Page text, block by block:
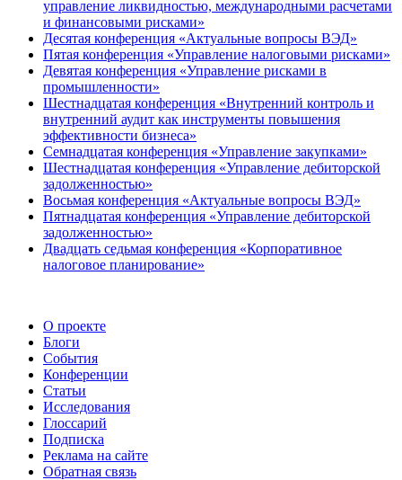
управление ликвидностью, международными расчетами
и финансовыми рисками»
Десятая конференция «Актуальные вопросы ВЭД»
Пятая конференция «Управление налоговыми рисками»
Девятая конференция «Управление рисками в
промышленности»
Шестнадцатая конференция «Внутренний контроль и
внутренний аудит как инструменты повышения
эффективности бизнеса»
Семнадцатая конференция «Управление закупками»
Шестнадцатая конференция «Управление дебиторской
задолженностью»
Восьмая конференция «Актуальные вопросы ВЭД»
Пятнадцатая конференция «Управление дебиторской
задолженностью»
Двадцать седьмая конференция «Корпоративное
налоговое планирование»
О проекте
Блоги
События
Конференции
Статьи
Исследования
Глоссарий
Подписка
Реклама на сайте
Обратная связь